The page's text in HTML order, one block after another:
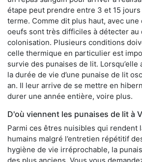
étape peut prendre entre 3 et 15
terme. Comme dit plus haut, avec
oeufs sont très difficiles à détecter au
colonisation. Plusieurs conditions
celle thermique en particulier est
survie des punaises de lit. Lorsqu’elle
la durée de vie d’une punaise de lit
an. Il leur arrive de se mettre en
durer une année entière, voire plus.
D'où viennent les punaises de lit à
Parmi ces êtres nuisibles qui rendent
humains malgré l’entretien répétitif
hygiène de vie irréprochable, la